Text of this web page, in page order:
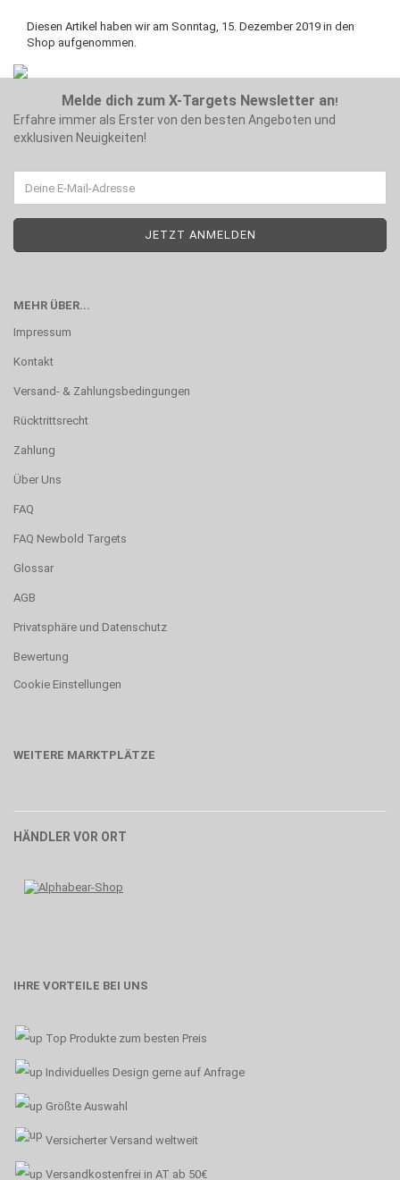
Diesen Artikel haben wir am Sonntag, 15. Dezember 2019 in den
Shop aufgenommen.
Melde dich zum X-Targets Newsletter an!
Erfahre immer als Erster von den besten Angeboten und
exklusiven Neuigkeiten!
MEHR ÜBER...
Impressum
Kontakt
Versand- & Zahlungsbedingungen
Rücktrittsrecht
Zahlung
Über Uns
FAQ
FAQ Newbold Targets
Glossar
AGB
Privatsphäre und Datenschutz
Bewertung
Cookie Einstellungen
WEITERE MARKTPLÄTZE
HÄNDLER VOR ORT
IHRE VORTEILE BEI UNS
Top Produkte zum besten Preis
Individuelles Design gerne auf Anfrage
Größte Auswahl
Versicherter Versand weltweit
Versandkostenfrei in AT ab 50€